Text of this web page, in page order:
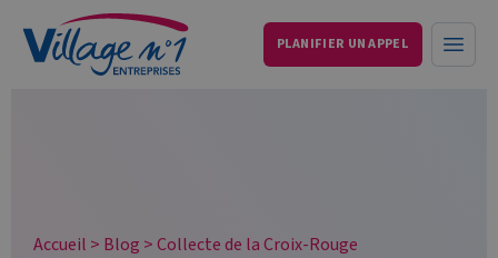
Services aux entreprises et particuliersPLANIFIER UN APPEL
Accueil > Blog >Collecte de la Croix-Rouge